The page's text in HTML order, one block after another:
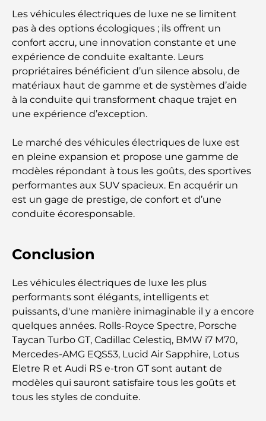
Les jets privés les plus chers : immersion dans
l'univers du luxe aéronautique des milliardaires
Les bagues de fiançailles les plus chères du
monde
Écoles indiennes à Dubaï : Le guide ultime pour
les parents
Découverte des sites emblématiques d'Abu Dhabi
Écoles à Abou Dhabi : Le guide ultime des
meilleures écoles de la capitale
la capitale
Gyms in Abu Dhabi: Your Guide to the Best
Fitness Spots in the City
Centres commerciaux à Abou Dhabi : votre guide
des meilleurs endroits pour faire du shopping en
ville
Les plus belles plages d'Abu Dhabi pour une
journée parfaite
Les véhicules électriques de luxe ne se limitent
pas à des options écologiques ; ils offrent un
confort accru, une innovation constante et une
expérience de conduite exaltante. Leurs
propriétaires bénéficient d’un silence absolu, de
matériaux haut de gamme et de systèmes d’aide
à la conduite qui transforment chaque trajet en
une expérience d’exception.
Le marché des véhicules électriques de luxe est
en pleine expansion et propose une gamme de
modèles répondant à tous les goûts, des sportives
performantes aux SUV spacieux. En acquérir un
est un gage de prestige, de confort et d’une
conduite écoresponsable.
Conclusion
Les véhicules électriques de luxe les plus
performants sont élégants, intelligents et
puissants, d'une manière inimaginable il y a encore
quelques années. Rolls-Royce Spectre, Porsche
Taycan Turbo GT, Cadillac Celestiq, BMW i7 M70,
Mercedes-AMG EQS53, Lucid Air Sapphire, Lotus
Eletre R et Audi RS e-tron GT sont autant de
modèles qui sauront satisfaire tous les goûts et
tous les styles de conduite.